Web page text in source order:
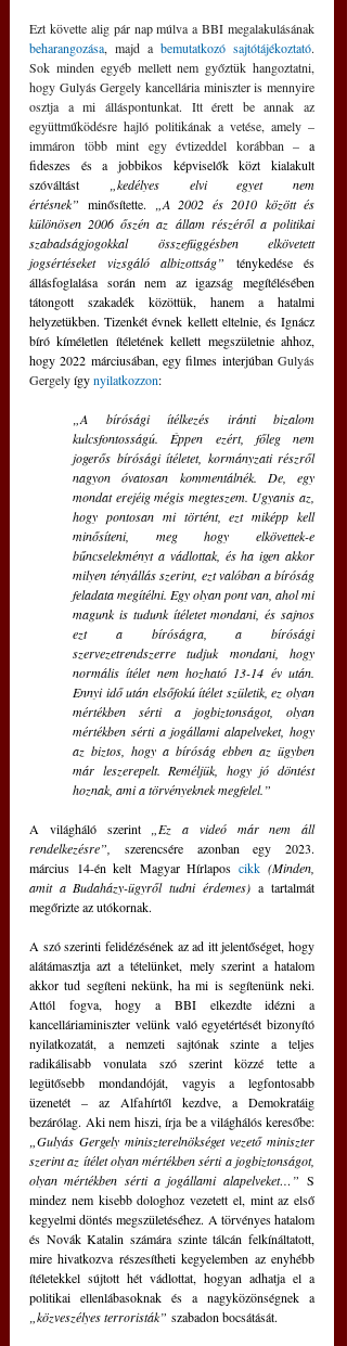
beharangozása, majd a bemutatkozó sajtótájékoztató.
Sok minden egyéb mellett nem győztük hangoztatni,
hogy Gulyás Gergely kancellária miniszter is mennyire
osztja a mi álláspontunkat. Itt érett be annak az
együttműködésre hajló politikának a vetése, amely –
immáron több mint egy évtizeddel korábban – a
fideszes és a jobbikos képviselők közt kialakult
szóváltást „kedélyes elvi egyet nem
értésnek” minősítette. „A 2002 és 2010 között és
különösen 2006 őszén az állam részéről a politikai
szabadságjogokkal összefüggésben elkövetett
jogsértéseket vizsgáló albizottság” ténykedése és
állásfoglalása során nem az igazság megítélésében
tátongott szakadék közöttük, hanem a hatalmi
helyzetükben. Tizenkét évnek kellett eltelnie, és Ignácz
bíró kíméletlen ítéletének kellett megszületnie ahhoz,
hogy 2022 márciusában, egy filmes interjúban Gulyás
Gergely így nyilatkozzon:
„A bírósági ítélkezés iránti bizalom
kulcsfontosságú. Éppen ezért, főleg nem
jogerős bírósági ítéletet, kormányzati részről
nagyon óvatosan kommentálnék. De, egy
mondat erejéig mégis megteszem. Ugyanis az,
hogy pontosan mi történt, ezt miképp kell
minősíteni, meg hogy elkövettek-e
bűncselekményt a vádlottak, és ha igen akkor
milyen tényállás szerint, ezt valóban a bíróság
feladata megítélni. Egy olyan pont van, ahol mi
magunk is tudunk ítéletet mondani, és sajnos
ezt a bíróságra, a bírósági
szervezetrendszerre tudjuk mondani, hogy
normális ítélet nem hozható 13-14 év után.
Ennyi idő után elsőfokú ítélet születik, ez olyan
mértékben sérti a jogbiztonságot, olyan
mértékben sérti a jogállami alapelveket, hogy
az biztos, hogy a bíróság ebben az ügyben
már leszerepelt. Reméljük, hogy jó döntést
hoznak, ami a törvényeknek megfelel.”
A világháló szerint „Ez a videó már nem áll
rendelkezésre”, szerencsére azonban egy 2023.
március 14-én kelt Magyar Hírlapos cikk (Minden,
amit a Budaházy-ügyről tudni érdemes) a tartalmát
megőrizte az utókornak.
A szó szerinti felidézésének az ad itt jelentőséget, hogy
alátámasztja azt a tételünket, mely szerint a hatalom
akkor tud segíteni nekünk, ha mi is segítenünk neki.
Attól fogva, hogy a BBI elkezdte idézni a
kancelláriaminiszter velünk való egyetértését bizonyító
nyilatkozatát, a nemzeti sajtónak szinte a teljes
radikálisabb vonulata szó szerint közzé tette a
legütősebb mondandóját, vagyis a legfontosabb
üzenetét – az Alfahírtől kezdve, a Demokratáig
„Gulyás Gergely miniszterelnökséget vezető miniszter
szerint az ítélet olyan mértékben sérti a jogbiztonságot,
olyan mértékben sérti a jogállami alapelveket…” S
mindez nem kisebb dologhoz vezetett el, mint az első
kegyelmi döntés megszületéséhez. A törvényes hatalom
és Novák Katalin számára szinte tálcán felkínáltatott,
mire hivatkozva részesítheti kegyelemben az enyhébb
ítéletekkel sújtott hét vádlottat, hogyan adhatja el a
politikai ellenlábasoknak és a nagyközönségnek a
„közveszélyes terroristák” szabadon bocsátását.